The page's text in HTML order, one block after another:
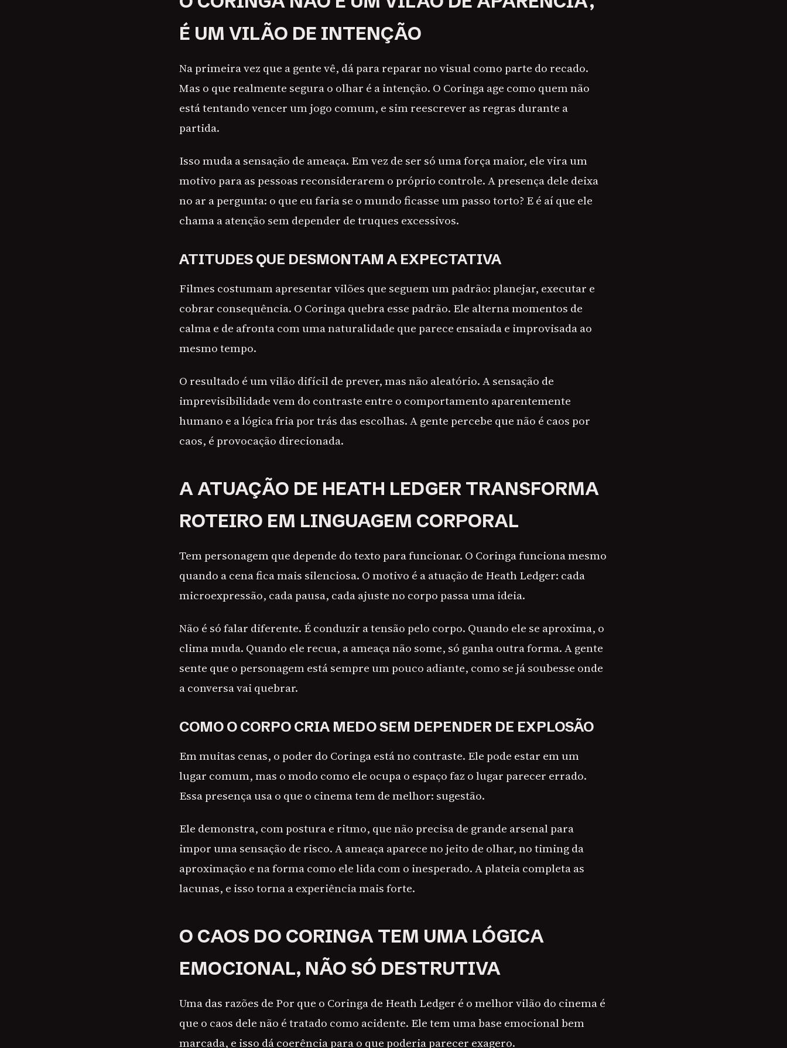
É UM VILÃO DE INTENÇÃO
Na primeira vez que a gente vê, dá para reparar no visual como parte do recado.
Mas o que realmente segura o olhar é a intenção. O Coringa age como quem não
está tentando vencer um jogo comum, e sim reescrever as regras durante a
partida.
Isso muda a sensação de ameaça. Em vez de ser só uma força maior, ele vira um
motivo para as pessoas reconsiderarem o próprio controle. A presença dele deixa
no ar a pergunta: o que eu faria se o mundo ficasse um passo torto? E é aí que ele
chama a atenção sem depender de truques excessivos.
ATITUDES QUE DESMONTAM A EXPECTATIVA
Filmes costumam apresentar vilões que seguem um padrão: planejar, executar e
cobrar consequência. O Coringa quebra esse padrão. Ele alterna momentos de
calma e de afronta com uma naturalidade que parece ensaiada e improvisada ao
mesmo tempo.
O resultado é um vilão difícil de prever, mas não aleatório. A sensação de
imprevisibilidade vem do contraste entre o comportamento aparentemente
humano e a lógica fria por trás das escolhas. A gente percebe que não é caos por
caos, é provocação direcionada.
A ATUAÇÃO DE HEATH LEDGER TRANSFORMA
ROTEIRO EM LINGUAGEM CORPORAL
Tem personagem que depende do texto para funcionar. O Coringa funciona mesmo
quando a cena fica mais silenciosa. O motivo é a atuação de Heath Ledger: cada
microexpressão, cada pausa, cada ajuste no corpo passa uma ideia.
Não é só falar diferente. É conduzir a tensão pelo corpo. Quando ele se aproxima, o
clima muda. Quando ele recua, a ameaça não some, só ganha outra forma. A gente
sente que o personagem está sempre um pouco adiante, como se já soubesse onde
a conversa vai quebrar.
COMO O CORPO CRIA MEDO SEM DEPENDER DE EXPLOSÃO
Em muitas cenas, o poder do Coringa está no contraste. Ele pode estar em um
lugar comum, mas o modo como ele ocupa o espaço faz o lugar parecer errado.
Essa presença usa o que o cinema tem de melhor: sugestão.
Ele demonstra, com postura e ritmo, que não precisa de grande arsenal para
impor uma sensação de risco. A ameaça aparece no jeito de olhar, no timing da
aproximação e na forma como ele lida com o inesperado. A plateia completa as
lacunas, e isso torna a experiência mais forte.
O CAOS DO CORINGA TEM UMA LÓGICA
EMOCIONAL, NÃO SÓ DESTRUTIVA
Uma das razões de Por que o Coringa de Heath Ledger é o melhor vilão do cinema é
que o caos dele não é tratado como acidente. Ele tem uma base emocional bem
marcada, e isso dá coerência para o que poderia parecer exagero.